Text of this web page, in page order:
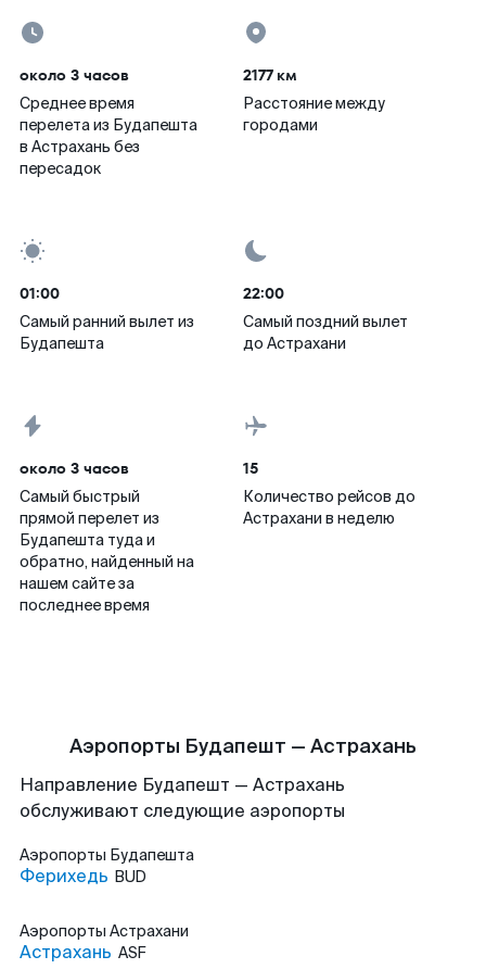
около 3 часов
Среднее время
перелета из Будапешта
в Астрахань без
пересадок
2177 км
Расстояние между
городами
01:00
Самый ранний вылет из
Будапешта
22:00
Самый поздний вылет
до Астрахани
около 3 часов
Самый быстрый
прямой перелет из
Будапешта туда и
обратно, найденный на
нашем сайте за
последнее время
15
Количество рейсов до
Астрахани в неделю
Аэропорты Будапешт — Астрахань
Направление Будапешт — Астрахань
обслуживают следующие аэропорты
Аэропорты Будапешта
Ферихедь BUD
Аэропорты Астрахани
Астрахань ASF